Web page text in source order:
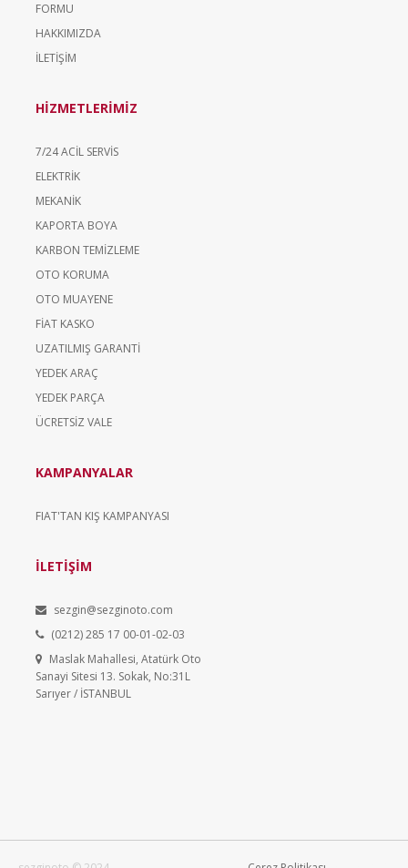
FORMU
HAKKIMIZDA
İLETİŞİM
HİZMETLERİMİZ
7/24 ACİL SERVİS
ELEKTRİK
MEKANİK
KAPORTA BOYA
KARBON TEMİZLEME
OTO KORUMA
OTO MUAYENE
FİAT KASKO
UZATILMIŞ GARANTİ
YEDEK ARAÇ
YEDEK PARÇA
ÜCRETSİZ VALE
KAMPANYALAR
FIAT'TAN KIŞ KAMPANYASI
İLETİŞİM
sezgin@sezginoto.com
(0212) 285 17 00-01-02-03
Maslak Mahallesi, Atatürk Oto
Sanayi Sitesi 13. Sokak, No:31L
Sarıyer / İSTANBUL